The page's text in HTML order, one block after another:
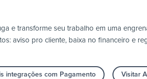
e transforme seu trabalho em uma
aviso pro cliente, baixa no financeiro e
integrações com Pagamento Visitar